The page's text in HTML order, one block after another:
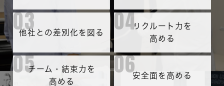
03
他社との差別化を図る 04リクルート⼒を
高める
05チーム・結束力を
高める
06安全面を高める